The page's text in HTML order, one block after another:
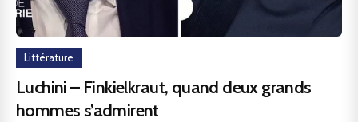
Littérature
Luchini – Finkielkraut, quand deux grands
hommes s’admirent